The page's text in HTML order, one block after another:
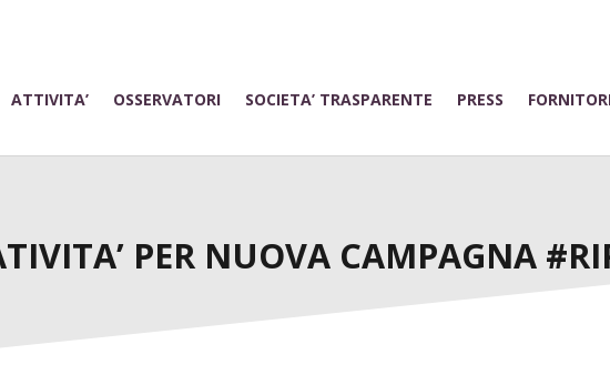
ATTIVITA’ OSSERVATORI SOCIETA’ TRASPARENTE PRESS
PER NUOVA CAMPAGNA